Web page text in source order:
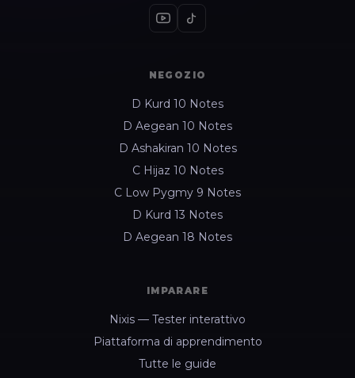
NEGOZIO
D Kurd 10 Notes
D Aegean 10 Notes
D Ashakiran 10 Notes
C Hijaz 10 Notes
C Low Pygmy 9 Notes
D Kurd 13 Notes
D Aegean 18 Notes
IMPARARE
Nixis — Tester interattivo
Piattaforma di apprendimento
Tutte le guide